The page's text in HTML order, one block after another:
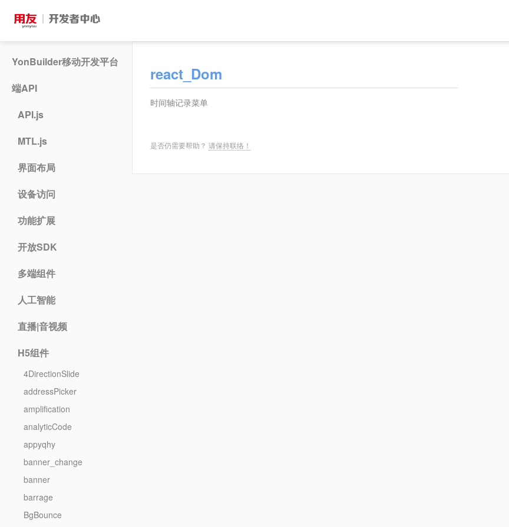
YonBuilder移动开发平台
端API
API.js
MTL.js
界面布局
设备访问
功能扩展
开放SDK
多端组件
人工智能
直播|音视频
H5组件
4DirectionSlide
addressPicker
amplification
analyticCode
appyqhy
banner_change
banner
barrage
BgBounce
react_Dom
时间轴记录菜单
是否仍需要帮助？ 请保持联络！